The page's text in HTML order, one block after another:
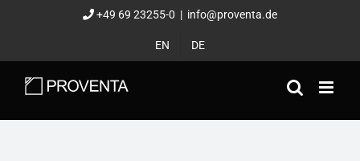
springen
+49 69 23255-0 | info@proventa.de
EN DE